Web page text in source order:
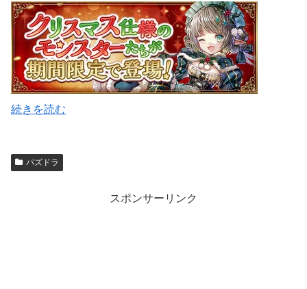
続きを読む
パズドラ
スポンサーリンク